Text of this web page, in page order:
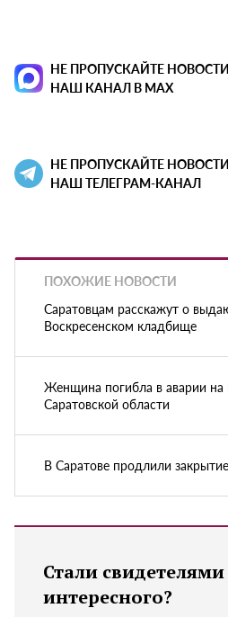
НЕ ПРОПУСКАЙТЕ
НАШ КАНАЛ В MAX
НЕ ПРОПУСКАЙТЕ
НАШ ТЕЛЕГРАМ-КАНАЛ
ПОХОЖИЕ НОВОСТИ
Саратовцам расскажут о
Воскресенском кладбище
Женщина погибла в аварии на
Саратовской области
В Саратове продлили
Стали свидетелями
интересного?